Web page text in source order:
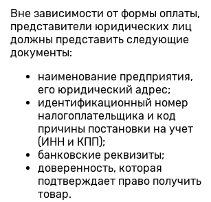
Вне зависимости от формы оплаты,
представители юридических лиц
должны представить следующие
документы:
наименование предприятия,
его юридический адрес;
идентификационный номер
налогоплательщика и код
причины постановки на учет
(ИНН и КПП);
банковские реквизиты;
доверенность, которая
подтверждает право получить
товар.